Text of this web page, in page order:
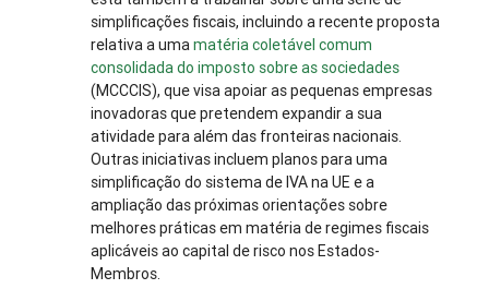
simplificações fiscais, incluindo a recente proposta
relativa a umamatéria coletável comum
consolidada do imposto sobre as sociedades
(MCCCIS), que visa apoiar as pequenas empresas
inovadoras que pretendem expandir a sua
atividade para além das fronteiras nacionais.
Outras iniciativas incluem planos para uma
simplificação do sistema de IVA na UE e a
ampliação das próximas orientações sobre
melhores práticas em matéria de regimes fiscais
aplicáveis ao capital de risco nos Estados-
Membros.